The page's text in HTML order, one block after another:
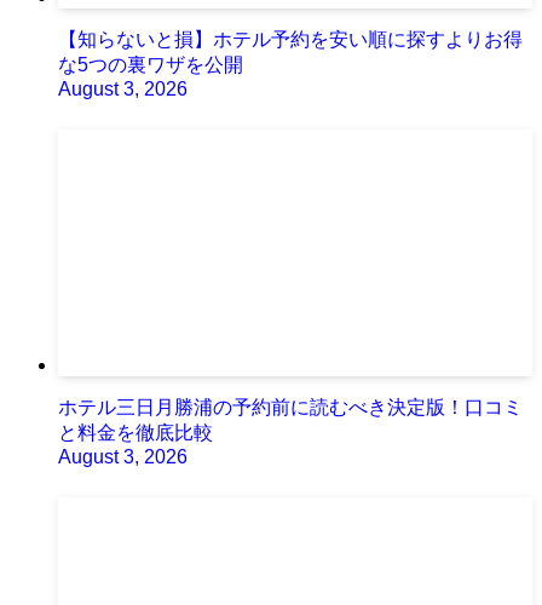
【知らないと損】ホテル予約を安い順に探すよりお得
な5つの裏ワザを公開
August 3, 2026
ホテル三日月勝浦の予約前に読むべき決定版！口コミ
と料金を徹底比較
August 3, 2026